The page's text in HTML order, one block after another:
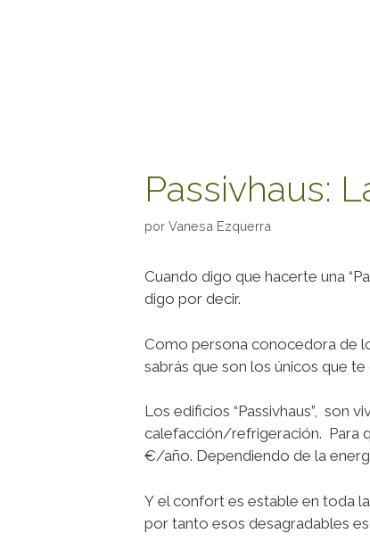
Passivhaus:
por Vanesa Ezquerra
Cuando digo que hacerte una
digo por decir.
Como persona conocedora de
sabrás que son los únicos que
Los edificios “Passivhaus”, son
calefacción/refrigeración. Para
€/año. Dependiendo de la
Y el confort es estable en toda
por tanto esos desagradables